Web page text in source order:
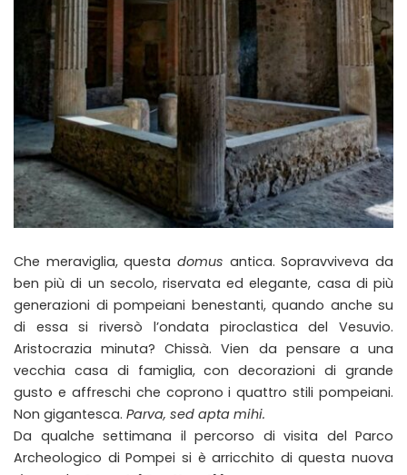
Che meraviglia, questa domus antica. Sopravviveva da
ben più di un secolo, riservata ed elegante, casa di più
generazioni di pompeiani benestanti, quando anche su
di essa si riversò l’ondata piroclastica del Vesuvio.
Aristocrazia minuta? Chissà. Vien da pensare a una
vecchia casa di famiglia, con decorazioni di grande
gusto e affreschi che coprono i quattro stili pompeiani.
Non gigantesca. Parva, sed apta mihi.
Da qualche settimana il percorso di visita del Parco
Archeologico di Pompei si è arricchito di questa nuova